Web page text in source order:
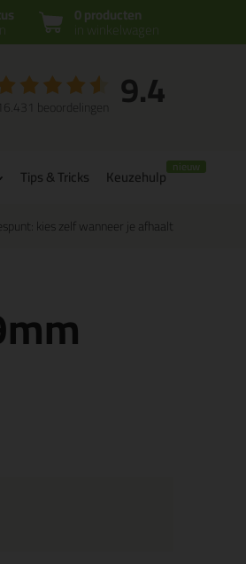
0 producten
in winkelwagen
9.4
16.431 beoordelingen
Tips & Tricks Keuzehulp
kies zelf wanneer je afhaalt